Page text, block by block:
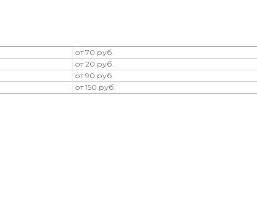
от 70 руб.
от 20 руб.
от 90 руб.
от 150 руб.